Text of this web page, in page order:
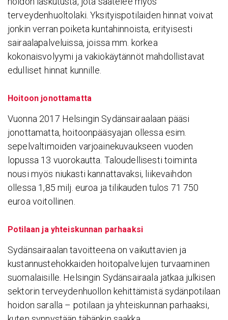
terveydenhuoltolaki. Yksityispotilaiden hinnat voivat
jonkin verran poiketa kuntahinnoista, erityisesti
sairaalapalveluissa, joissa mm. korkea
kokonaisvolyymi ja vakiokäytännöt mahdollistavat
edulliset hinnat kunnille.
Hoitoon jonottamatta
Vuonna 2017 Helsingin Sydänsairaalaan pääsi
jonottamatta, hoitoonpääsyajan ollessa esim.
sepelvaltimoiden varjoainekuvaukseen vuoden
lopussa 13 vuorokautta. Taloudellisesti toiminta
nousi myös niukasti kannattavaksi, liikevaihdon
ollessa 1,85 milj. euroa ja tilikauden tulos 71 750
euroa voitollinen.
Potilaan ja yhteiskunnan parhaaksi
Sydänsairaalan tavoitteena on vaikuttavien ja
kustannustehokkaiden hoitopalvelujen turvaaminen
suomalaisille. Helsingin Sydänsairaala jatkaa julkisen
sektorin terveydenhuollon kehittämistä sydänpotilaan
hoidon saralla – potilaan ja yhteiskunnan parhaaksi,